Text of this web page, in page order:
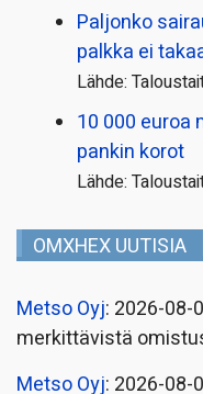
Paljonko
palkka ei
Lähde:
10 000 euroa
pankin korot
Lähde:
OMXHEX UUTISIA
Metso Oyj: 2026-08-
merkittävistä
Metso Oyj: 2026-08-